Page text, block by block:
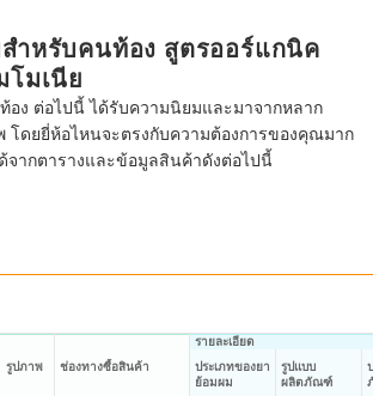
ำหรับคนท้อง สูตรออร์แกนิค
โมเนีย
อง ต่อไปนี้ ได้รับความนิยมและมาจากหลาก
ดยยี่ห้อไหนจะตรงกับความต้องการของคุณมาก
จากตารางและข้อมูลสินค้าดังต่อไปนี้
รูปภาพ ช่องทางซื้อสินค้า
รายละเอียด
ประเภทของยา
ย้อมผม
รูปแบบ
ผลิตภัณฑ์